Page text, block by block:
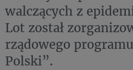
walczących z
Lot został
rządowego
Polski”.